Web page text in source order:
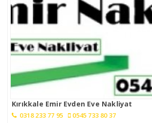
Kırıkkale Emir Evden Eve Nakliyat
0318 233 77 95 0545 733 80 37